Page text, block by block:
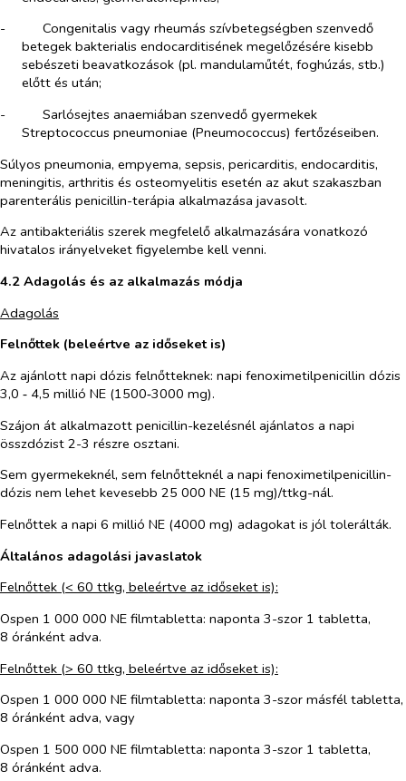
-​
Congenitalis vagy rheumás szívbetegségben szenvedő
betegek bakterialis endocarditisének megelőzésére kisebb
sebészeti beavatkozások (pl. mandulaműtét, foghúzás, stb.)
előtt és után;
-​
Sarlósejtes anaemiában szenvedő gyermekek
Streptococcus pneumoniae (Pneumococcus) fertőzéseiben.
Súlyos pneumonia, empyema, sepsis, pericarditis, endocarditis,
meningitis, arthritis és osteomyelitis esetén az akut szakaszban
parenterális penicillin-terápia alkalmazása javasolt.
Az antibakteriális szerek megfelelő alkalmazására vonatkozó
hivatalos irányelveket figyelembe kell venni.
4.2 Adagolás és az alkalmazás módja
Adagolás
Felnőttek (beleértve az időseket is)
Az ajánlott napi dózis felnőtteknek: napi fenoximetilpenicillin dózis
3,0 ‑ 4,5 millió NE (1500‑3000 mg).
Szájon át alkalmazott penicillin-kezelésnél ajánlatos a napi
összdózist 2-3 részre osztani.
Sem gyermekeknél, sem felnőtteknél a napi fenoximetilpenicillin-
dózis nem lehet kevesebb 25 000 NE (15 mg)/ttkg-nál.
Felnőttek a napi 6 millió NE (4000 mg) adagokat is jól tolerálták.
Általános adagolási javaslatok
Felnőttek (< 60 ttkg, beleértve az időseket is):
Ospen 1 000 000 NE filmtabletta: naponta 3-szor 1 tabletta,
8 óránként adva.
Felnőttek (> 60 ttkg, beleértve az időseket is):
Ospen 1 000 000 NE filmtabletta: naponta 3-szor másfél tabletta,
8 óránként adva, vagy
Ospen 1 500 000 NE filmtabletta: naponta 3-szor 1 tabletta,
8 óránként adva.